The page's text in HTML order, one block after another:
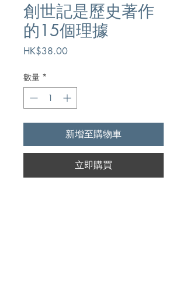
創世記是歷史著作
的15個理據
HK$38.00價
數量 *
新增至購物車
立即購買